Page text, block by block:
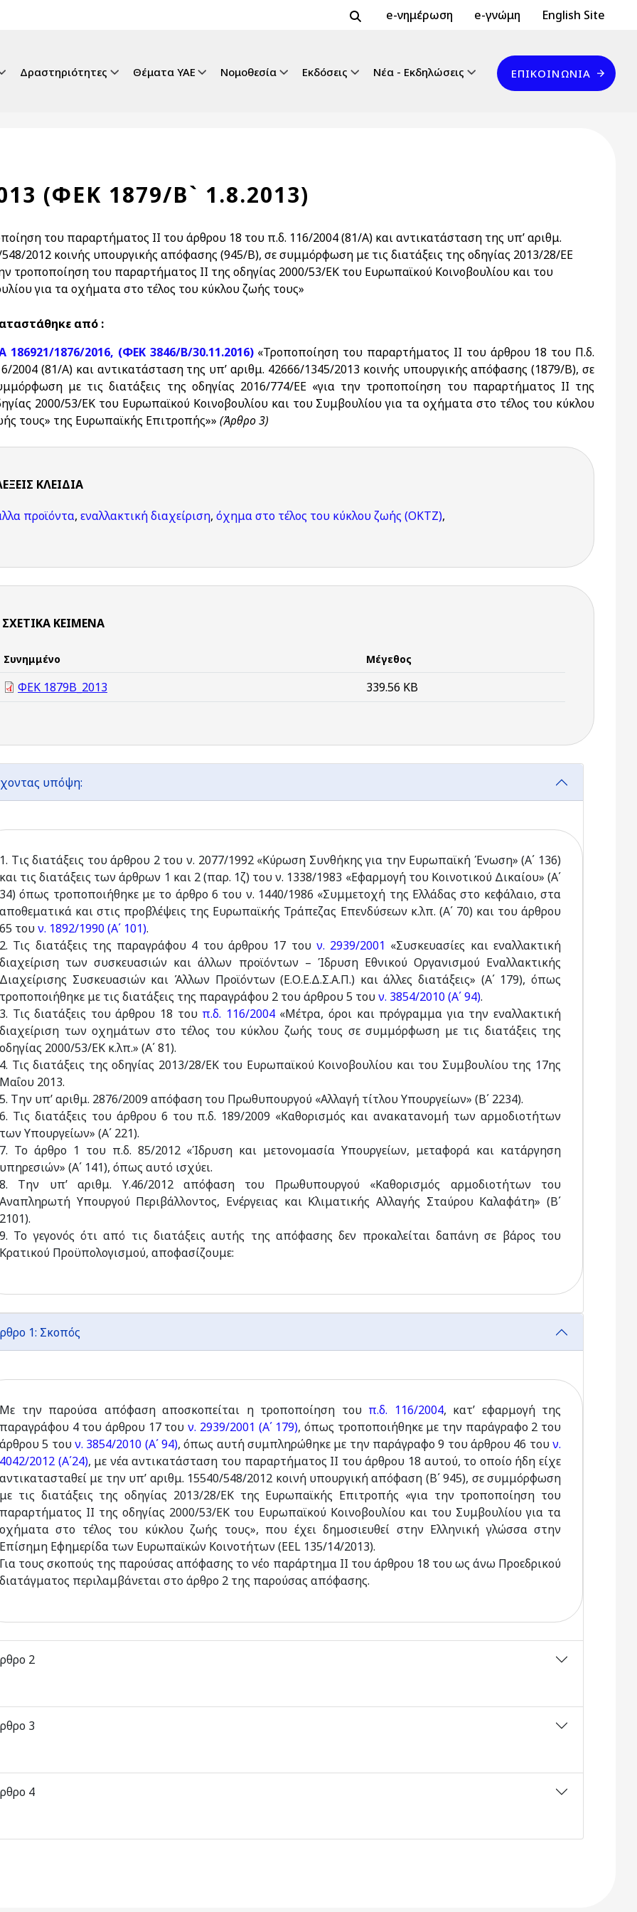
Header Top 2
e-νημέρωση e-γνώμη Header Top
English Site
Δραστηριότητες Θέματα ΥΑΕ Νομοθεσία Εκδόσεις Νέα - Εκδηλώσεις
Επικοινωνία
ΕΠΙΚΟΙΝΩΝΊΑ
(ΦΕΚ 1879/Β` 1.8.2013)
του παραρτήματος ΙΙ του άρθρου 18 του π.δ. 116/2004 (81/Α) και αντικατάσταση της υπ’ αριθμ.
2012 κοινής υπουργικής απόφασης (945/Β), σε συμμόρφωση με τις διατάξεις της οδηγίας 2013/28/ΕΕ
τροποποίηση του παραρτήματος ΙΙ της οδηγίας 2000/53/ΕΚ του Ευρωπαϊκού Κοινοβουλίου και του
για τα οχήματα στο τέλος του κύκλου ζωής τους»
από :
186921/1876/2016, (ΦΕΚ 3846/Β/30.11.2016) «Τροποποίηση του παραρτήματος II του άρθρου 18 του Π.δ.
2004 (81/Α) και αντικατάσταση της υπ’ αριθμ. 42666/1345/2013 κοινής υπουργικής απόφασης (1879/Β), σε
με τις διατάξεις της οδηγίας 2016/774/ΕΕ «για την τροποποίηση του παραρτήματος II της
2000/53/ΕΚ του Ευρωπαϊκού Κοινοβουλίου και του Συμβουλίου για τα οχήματα στο τέλος του κύκλου
τους» της Ευρωπαϊκής Επιτροπής»» (Άρθρο 3)
KΛΕΙΔΙΆ
προϊόντα, εναλλακτική διαχείριση, όχημα στο τέλος του κύκλου ζωής (ΟΚΤΖ),
ΣΧΕΤΙΚΆ ΚΕΊΜΕΝΑ
Συνημμένο Μέγεθος
ΦΕΚ 1879Β_2013 339.56 KB
υπόψη:
1. Tις διατάξεις του άρθρου 2 του ν. 2077/1992 «Κύρωση Συνθήκης για την Ευρωπαϊκή Ένωση» (Α΄ 136)
και τις διατάξεις των άρθρων 1 και 2 (παρ. 1ζ) του ν. 1338/1983 «Εφαρμογή του Κοινοτικού Δικαίου» (Α΄
34) όπως τροποποιήθηκε με το άρθρο 6 του ν. 1440/1986 «Συμμετοχή της Ελλάδας στο κεφάλαιο, στα
αποθεματικά και στις προβλέψεις της Ευρωπαϊκής Τράπεζας Επενδύσεων κ.λπ. (Α΄ 70) και του άρθρου
65 του ν. 1892/1990 (Α΄ 101).
2. Τις διατάξεις της παραγράφου 4 του άρθρου 17 του ν. 2939/2001 «Συσκευασίες και εναλλακτική
διαχείριση των συσκευασιών και άλλων προϊόντων – Ίδρυση Εθνικού Οργανισμού Εναλλακτικής
Διαχείρισης Συσκευασιών και Άλλων Προϊόντων (Ε.Ο.Ε.Δ.Σ.Α.Π.) και άλλες διατάξεις» (Α΄ 179), όπως
τροποποιήθηκε με τις διατάξεις της παραγράφου 2 του άρθρου 5 του ν. 3854/2010 (Α΄ 94).
3. Τις διατάξεις του άρθρου 18 του π.δ. 116/2004«Μέτρα, όροι και πρόγραμμα για την εναλλακτική
διαχείριση των οχημάτων στο τέλος του κύκλου ζωής τους σε συμμόρφωση με τις διατάξεις της
οδηγίας 2000/53/ΕΚ κ.λπ.» (Α΄ 81).
4. Τις διατάξεις της οδηγίας 2013/28/ΕΚ του Ευρωπαϊκού Κοινοβουλίου και του Συμβουλίου της 17ης
Μαΐου 2013.
5. Tην υπ’ αριθμ. 2876/2009 απόφαση του Πρωθυπουργού «Αλλαγή τίτλου Υπουργείων» (Β΄ 2234).
6. Τις διατάξεις του άρθρου 6 του π.δ. 189/2009 «Καθορισμός και ανακατανομή των αρμοδιοτήτων
των Υπουργείων» (Α΄ 221).
7. To άρθρο 1 του π.δ. 85/2012 «Ίδρυση και μετονομασία Υπουργείων, μεταφορά και κατάργηση
υπηρεσιών» (Α΄ 141), όπως αυτό ισχύει.
8. Την υπ’ αριθμ. Υ.46/2012 απόφαση του Πρωθυπουργού «Καθορισμός αρμοδιοτήτων του
Αναπληρωτή Υπουργού Περιβάλλοντος, Ενέργειας και Κλιματικής Αλλαγής Σταύρου Καλαφάτη» (Β΄
2101).
9. Το γεγονός ότι από τις διατάξεις αυτής της απόφασης δεν προκαλείται δαπάνη σε βάρος του
Κρατικού Προϋπολογισμού, αποφασίζουμε:
1: Σκοπός
Με την παρούσα απόφαση αποσκοπείται η τροποποίηση του π.δ. 116/2004, κατ’ εφαρμογή της
παραγράφου 4 του άρθρου 17 τουν. 2939/2001 (Α΄ 179), όπως τροποποιήθηκε με την παράγραφο 2 του
άρθρου 5 του ν. 3854/2010 (Α΄ 94), όπως αυτή συμπληρώθηκε με την παράγραφο 9 του άρθρου 46 του ν.
4042/2012 (Α΄24), με νέα αντικατάσταση του παραρτήματος ΙΙ του άρθρου 18 αυτού, το οποίο ήδη είχε
αντικατασταθεί με την υπ’ αριθμ. 15540/548/2012 κοινή υπουργική απόφαση (Β΄ 945), σε συμμόρφωση
με τις διατάξεις της οδηγίας 2013/28/ΕΚ της Ευρωπαϊκής Επιτροπής «για την τροποποίηση του
παραρτήματος ΙΙ της οδηγίας 2000/53/ΕΚ του Ευρωπαϊκού Κοινοβουλίου και του Συμβουλίου για τα
οχήματα στο τέλος του κύκλου ζωής τους», που έχει δημοσιευθεί στην Ελληνική γλώσσα στην
Επίσημη Εφημερίδα των Ευρωπαϊκών Κοινοτήτων (ΕΕL 135/14/2013).
Για τους σκοπούς της παρούσας απόφασης το νέο παράρτημα ΙΙ του άρθρου 18 του ως άνω Προεδρικού
διατάγματος περιλαμβάνεται στο άρθρο 2 της παρούσας απόφασης.
2
3
4